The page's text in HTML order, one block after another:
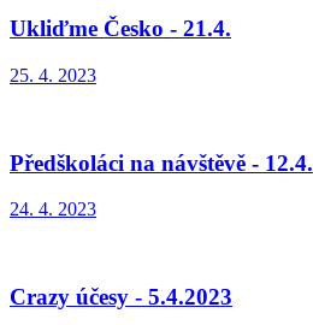
Ukliďme Česko - 21.4.
25. 4. 2023
Předškoláci na návštěvě - 12.4.
24. 4. 2023
Crazy účesy - 5.4.2023